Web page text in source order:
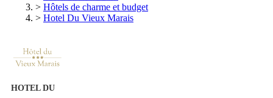
> Hôtels de charme et budget
> Hotel Du Vieux Marais
HOTEL DU